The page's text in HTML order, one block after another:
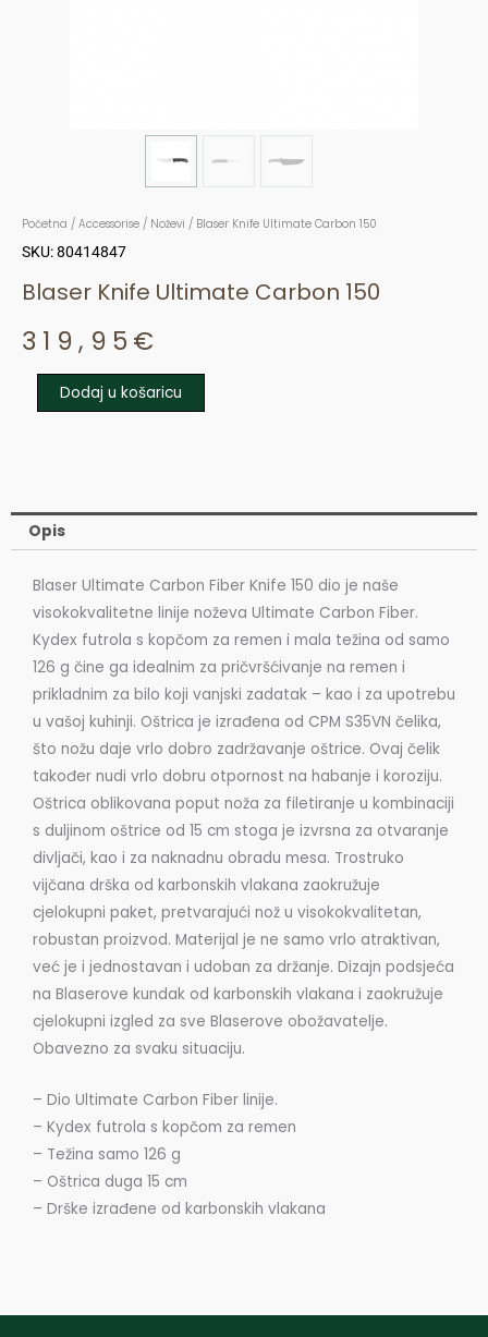
Početna / Accessorise / Noževi / Blaser Knife Ultimate Carbon 150
SKU: 80414847
Blaser Knife Ultimate Carbon 150
319,95 €
Blaser
150
količina
Dodaj u košaricu
Opis
Blaser Ultimate Carbon Fiber Knife 150 dio je naše
visokokvalitetne linije noževa Ultimate Carbon Fiber.
Kydex futrola s kopčom za remen i mala težina od samo
126 g čine ga idealnim za pričvršćivanje na remen i
prikladnim za bilo koji vanjski zadatak – kao i za upotrebu
u vašoj kuhinji. Oštrica je izrađena od CPM S35VN čelika,
što nožu daje vrlo dobro zadržavanje oštrice. Ovaj čelik
također nudi vrlo dobru otpornost na habanje i koroziju.
Oštrica oblikovana poput noža za filetiranje u kombinaciji
s duljinom oštrice od 15 cm stoga je izvrsna za otvaranje
divljači, kao i za naknadnu obradu mesa. Trostruko
vijčana drška od karbonskih vlakana zaokružuje
cjelokupni paket, pretvarajući nož u visokokvalitetan,
robustan proizvod. Materijal je ne samo vrlo atraktivan,
već je i jednostavan i udoban za držanje. Dizajn podsjeća
na Blaserove kundak od karbonskih vlakana i zaokružuje
cjelokupni izgled za sve Blaserove obožavatelje.
Obavezno za svaku situaciju.
– Dio Ultimate Carbon Fiber linije.
– Kydex futrola s kopčom za remen
– Težina samo 126 g
– Oštrica duga 15 cm
– Drške izrađene od karbonskih vlakana